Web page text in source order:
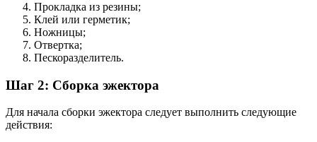
Прокладка из резины;
Клей или герметик;
Ножницы;
Отвертка;
Пескоразделитель.
Шаг 2: Сборка эжектора
Для начала сборки эжектора следует выполнить следующие
действия: